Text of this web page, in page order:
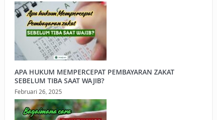
APA HUKUM MEMPERCEPAT PEMBAYARAN ZAKAT
SEBELUM TIBA SAAT WAJIB?
Februari 26, 2025